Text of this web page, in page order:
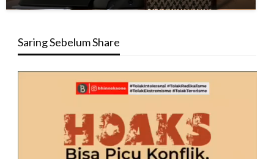
Saring Sebelum Share